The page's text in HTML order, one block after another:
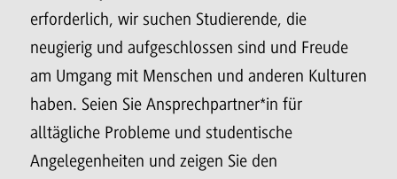
erforderlich, wir suchen Studierende, die
neugierig und aufgeschlossen sind und Freude
am Umgang mit Menschen und anderen Kulturen
haben. Seien Sie Ansprechpartner*in für
alltägliche Probleme und studentische
Angelegenheiten und zeigen Sie den